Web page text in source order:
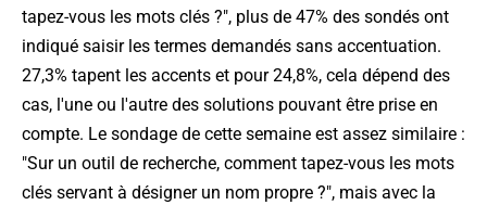
tapez-vous les mots clés ?", plus de 47% des sondés ont
indiqué saisir les termes demandés sans accentuation.
27,3% tapent les accents et pour 24,8%, cela dépend des
cas, l'une ou l'autre des solutions pouvant être prise en
compte. Le sondage de cette semaine est assez similaire :
"Sur un outil de recherche, comment tapez-vous les mots
clés servant à désigner un nom propre ?", mais avec la